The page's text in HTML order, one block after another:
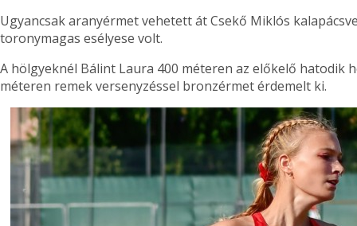
Ugyancsak aranyérmet vehetett át Csekő Miklós
toronymagas esélyese volt.
A hölgyeknél Bálint Laura 400 méteren az előkelő hatodik
méteren remek versenyzéssel bronzérmet érdemelt ki.